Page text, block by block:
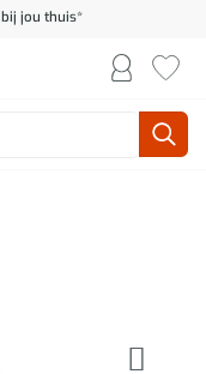
bij jou thuis*